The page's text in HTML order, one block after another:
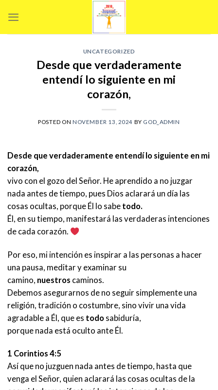
UNCATEGORIZED
Desde que verdaderamente
entendí lo siguiente en mi
corazón,
POSTED ONNOVEMBER 13, 2024 BY GOD_ADMIN
Desde que verdaderamente entendí lo siguiente en mi
corazón,
vivo con el gozo del Señor. He aprendido a no juzgar
nada antes de tiempo, pues Dios aclarará un día las
cosas ocultas, porque Él lo sabe todo.
Él, en su tiempo, manifestará las verdaderas intenciones
de cada corazón.
Por eso, mi intención es inspirar a las personas a hacer
una pausa, meditar y examinar su
camino, nuestros caminos.
Debemos asegurarnos de no seguir simplemente una
religión, tradición o costumbre, sino vivir una vida
agradable a Él, que es todo sabiduría,
porque nada está oculto ante Él.
1 Corintios 4:5
Así que no juzguen nada antes de tiempo, hasta que
venga el Señor, quien aclarará las cosas ocultas de la